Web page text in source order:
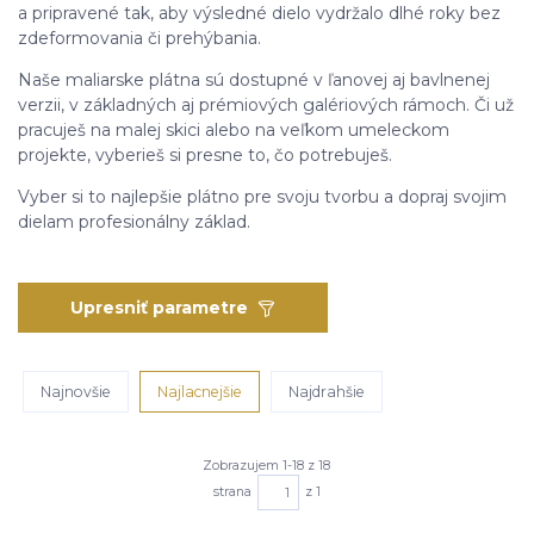
a pripravené tak, aby výsledné dielo vydržalo dlhé roky bez
zdeformovania či prehýbania.
Naše maliarske plátna sú dostupné v ľanovej aj bavlnenej
verzii, v základných aj prémiových galériových rámoch. Či už
pracuješ na malej skici alebo na veľkom umeleckom
projekte, vyberieš si presne to, čo potrebuješ.
Vyber si to najlepšie plátno pre svoju tvorbu a dopraj svojim
dielam profesionálny základ.
Upresniť parametre
Najnovšie Najlacnejšie Najdrahšie
Zobrazujem 1-18 z 18
strana
z 1